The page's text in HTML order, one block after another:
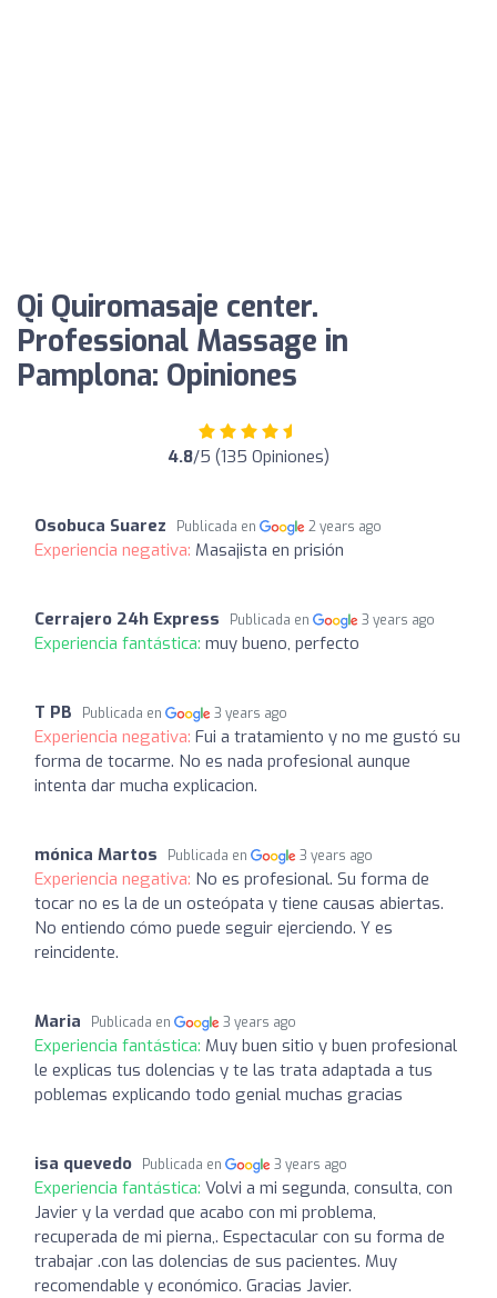
Qi Quiromasaje center.
Professional Massage in
Pamplona: Opiniones
4.8/5 (135 Opiniones)
Osobuca Suarez Publicada en 2 years ago
Experiencia negativa: Masajista en prisión
Cerrajero 24h Express Publicada en 3 years ago
Experiencia fantástica: muy bueno, perfecto
T PB Publicada en 3 years ago
Experiencia negativa: Fui a tratamiento y no me gustó su
forma de tocarme. No es nada profesional aunque
intenta dar mucha explicacion.
mónica Martos Publicada en 3 years ago
Experiencia negativa: No es profesional. Su forma de
tocar no es la de un osteópata y tiene causas abiertas.
No entiendo cómo puede seguir ejerciendo. Y es
reincidente.
Maria Publicada en 3 years ago
Experiencia fantástica: Muy buen sitio y buen profesional
le explicas tus dolencias y te las trata adaptada a tus
poblemas explicando todo genial muchas gracias
isa quevedo Publicada en 3 years ago
Experiencia fantástica: Volvi a mi segunda, consulta, con
Javier y la verdad que acabo con mi problema,
recuperada de mi pierna,. Espectacular con su forma de
trabajar .con las dolencias de sus pacientes. Muy
recomendable y económico. Gracias Javier.